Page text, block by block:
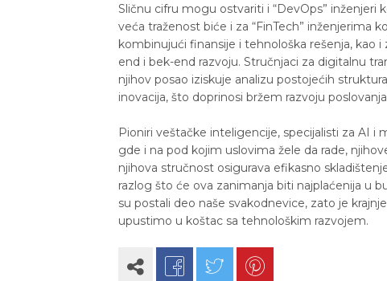
Sličnu cifru mogu ostvariti i “DevOps” inženjeri
veća traženost biće i za “FinTech” inženjerima
kombinujući finansije i tehnološka rešenja, kao
end i bek-end razvoju. Stručnjaci za digitalnu
njihov posao iziskuje analizu postojećih
inovacija, što doprinosi bržem razvoju
Pioniri veštačke inteligencije, specijalisti za AI i
gde i na pod kojim uslovima žele da rade,
njihova stručnost osigurava efikasno
razlog što će ova zanimanja biti najplaćenija u
su postali deo naše svakodnevice, zato je
upustimo u koštac sa tehnološkim razvojem.